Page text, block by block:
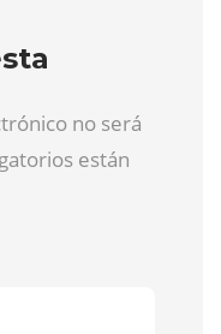
no será
están